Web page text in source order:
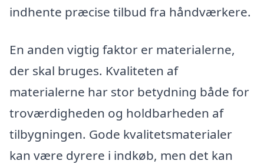
indhente præcise tilbud fra håndværkere.
En anden vigtig faktor er materialerne,
der skal bruges. Kvaliteten af
materialerne har stor betydning både for
troværdigheden og holdbarheden af
tilbygningen. Gode kvalitetsmaterialer
kan være dyrere i indkøb, men det kan